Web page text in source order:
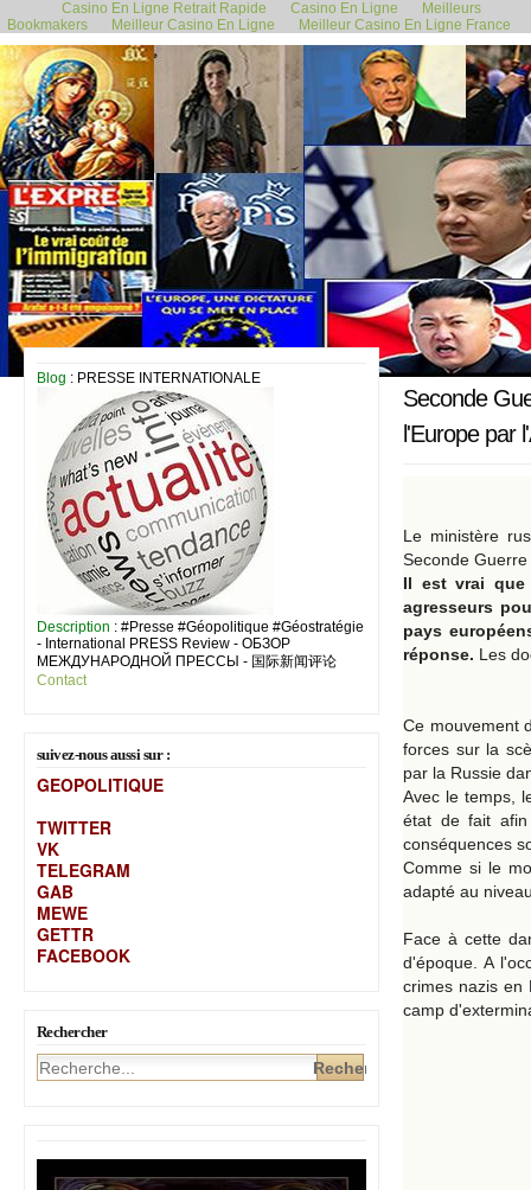
Casino En Ligne Retrait Rapide Casino En Ligne
Meilleurs
Bookmakers
Meilleur Casino En Ligne Meilleur Casino En Ligne France
Blog : PRESSE INTERNATIONALE
Description : #Presse #Géopolitique #Géostratégie
- International PRESS Review - ОБЗОР
МЕЖДУНАРОДНОЙ ПРЕССЫ - 国际新闻评论
Contact
suivez-nous aussi sur :
GEOPOLITIQUE
TWITTER
VK
TELEGRAM
GAB
MEWE
GETTR
FACEBOOK
Rechercher
19 octobre 2019
Seconde
l'Europe par
Le ministère
Seconde
Il est vrai que
agresseurs
pays
réponse. Les
Ce mouvement
forces sur la
par la Russie
Avec le temps,
état de fait
conséquences
Comme si le
adapté au
Face à cette
d'époque. A
crimes nazis en
camp